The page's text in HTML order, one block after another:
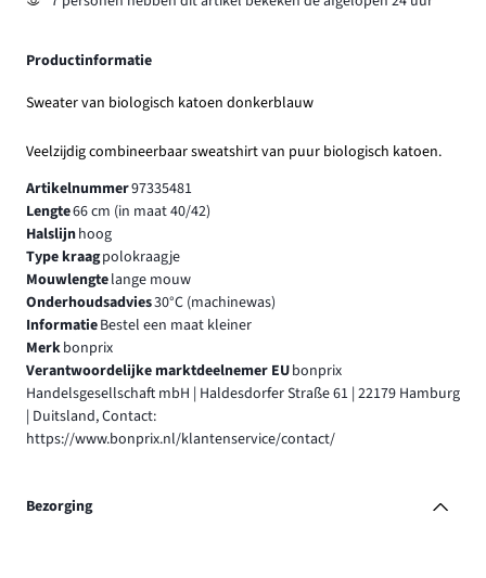
Productinformatie
Sweater van biologisch katoen donkerblauw
Veelzijdig combineerbaar sweatshirt van puur biologisch katoen.
Artikelnummer97335481
Lengte66 cm (in maat 40/42)
Halslijnhoog
Type kraagpolokraagje
Mouwlengtelange mouw
Onderhoudsadvies30°C (machinewas)
InformatieBestel een maat kleiner
Merkbonprix
Verantwoordelijke marktdeelnemer EUbonprix
Handelsgesellschaft mbH | Haldesdorfer Straße 61 | 22179 Hamburg
| Duitsland, Contact:
https://www.bonprix.nl/klantenservice/contact/
Bezorging